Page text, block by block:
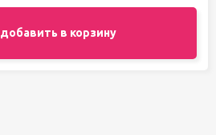
добавить в корзину